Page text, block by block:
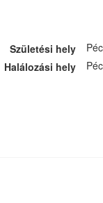
Születési hely
Halálozási hely